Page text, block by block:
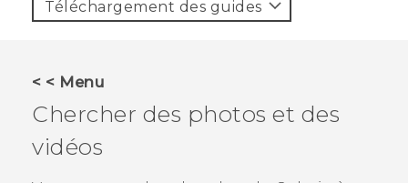
VIVERSE
SUPPORT
Téléchargement des guides
< < Menu
Chercher des photos et des
vidéos